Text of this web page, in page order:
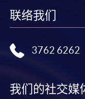
联络我们
3762 6262
我们的社交媒